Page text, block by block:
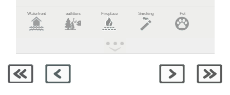
Waterfront outfitters Fireplace Smoking Pet